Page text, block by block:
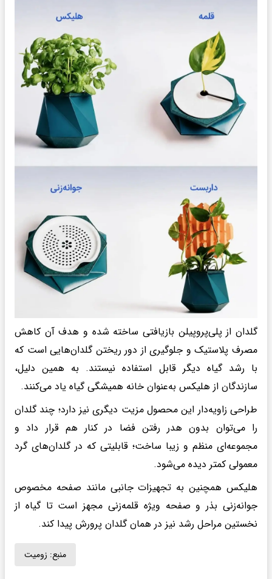
گلدان از پلی‌پروپیلن بازیافتی ساخته شده و هدف آن کاهش
مصرف پلاستیک و جلوگیری از دور ریختن گلدان‌هایی است که
با رشد گیاه دیگر قابل استفاده نیستند. به همین دلیل،
سازندگان از هلیکس به‌عنوان خانه همیشگی گیاه یاد می‌کنند.
طراحی زاویه‌دار این محصول مزیت دیگری نیز دارد؛ چند گلدان
را می‌توان بدون هدر رفتن فضا در کنار هم قرار داد و
مجموعه‌ای منظم و زیبا ساخت؛ قابلیتی که در گلدان‌های گرد
معمولی کمتر دیده می‌شود.
هلیکس همچنین به تجهیزات جانبی مانند صفحه مخصوص
جوانه‌زنی بذر و صفحه ویژه قلمه‌زنی مجهز است تا گیاه از
نخستین مراحل رشد نیز در همان گلدان پرورش پیدا کند.
منبع: زومیت